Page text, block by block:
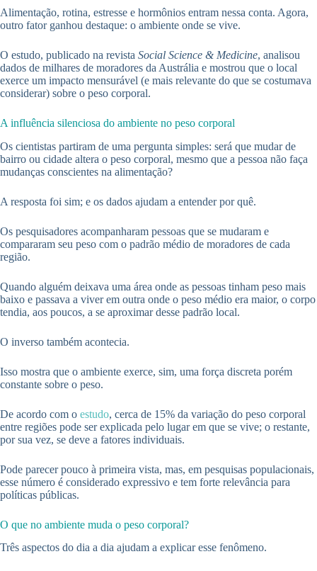
Alimentação, rotina, estresse e hormônios entram nessa conta. Agora,
outro fator ganhou destaque: o ambiente onde se vive.
O estudo, publicado na revista Social Science & Medicine, analisou
dados de milhares de moradores da Austrália e mostrou que o local
exerce um impacto mensurável (e mais relevante do que se costumava
considerar) sobre o peso corporal.
A influência silenciosa do ambiente no peso corporal
Os cientistas partiram de uma pergunta simples: será que mudar de
bairro ou cidade altera o peso corporal, mesmo que a pessoa não faça
mudanças conscientes na alimentação?
A resposta foi sim; e os dados ajudam a entender por quê.
Os pesquisadores acompanharam pessoas que se mudaram e
compararam seu peso com o padrão médio de moradores de cada
região.
Quando alguém deixava uma área onde as pessoas tinham peso mais
baixo e passava a viver em outra onde o peso médio era maior, o corpo
tendia, aos poucos, a se aproximar desse padrão local.
O inverso também acontecia.
Isso mostra que o ambiente exerce, sim, uma força discreta porém
constante sobre o peso.
De acordo com o estudo, cerca de 15% da variação do peso corporal
entre regiões pode ser explicada pelo lugar em que se vive; o restante,
por sua vez, se deve a fatores individuais.
Pode parecer pouco à primeira vista, mas, em pesquisas populacionais,
esse número é considerado expressivo e tem forte relevância para
políticas públicas.
O que no ambiente muda o peso corporal?
Três aspectos do dia a dia ajudam a explicar esse fenômeno.